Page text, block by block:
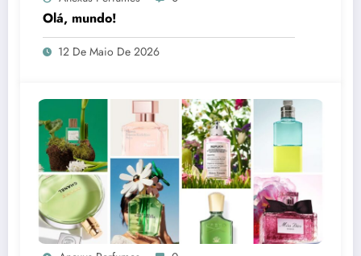
Olá, mundo!
12 De Maio De 2026